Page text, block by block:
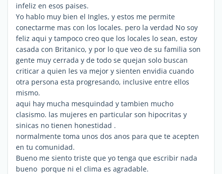
infeliz en esos paises.
Yo hablo muy bien el Ingles, y estos me permite
conectarme mas con los locales. pero la verdad No soy
feliz aqui y tampoco creo que los locales lo sean, estoy
casada con Britanico, y por lo que veo de su familia son
gente muy cerrada y de todo se quejan solo buscan
criticar a quien les va mejor y sienten envidia cuando
otra persona esta progresando, inclusive entre ellos
mismo.
aqui hay mucha mesquindad y tambien mucho
clasismo. las mujeres en particular son hipocritas y
sinicas no tienen honestidad .
normalmente toma unos dos anos para que te acepten
en tu comunidad.
Bueno me siento triste que yo tenga que escribir nada
bueno porque ni el clima es agradable.